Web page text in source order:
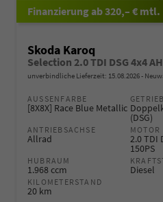
ab 320,– € mtl.
Skoda Karoq
unverbindliche Lieferzeit: 15.08.2026
AUSSENFARBE
[8X8X] Race Blue Metallic
(DSG)
ANTRIEBSACHSE
Allrad
MOTOR
2.0 TDI
150PS
HUBRAUM
1.968 ccm Diesel
KILOMETERSTAND
20 km